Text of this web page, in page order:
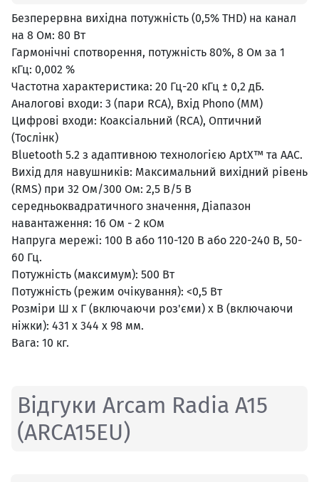
Безперервна вихідна потужність (0,5% THD) на канал
на 8 Ом: 80 Вт
Гармонічні спотворення, потужність 80%, 8 Ом за 1
кГц: 0,002 %
Частотна характеристика: 20 Гц-20 кГц ± 0,2 дБ.
Аналогові входи: 3 (пари RCA), Вхід Phono (ММ)
Цифрові входи: Коаксіальний (RCA), Оптичний
(Тослінк)
Bluetooth 5.2 з адаптивною технологією AptX™ та AAC.
Вихід для навушників: Максимальний вихідний рівень
(RMS) при 32 Ом/300 Ом: 2,5 В/5 В
середньоквадратичного значення, Діапазон
навантаження: 16 Ом - 2 кОм
Напруга мережі: 100 В або 110-120 В або 220-240 В, 50-
60 Гц.
Потужність (максимум): 500 Вт
Потужність (режим очікування): <0,5 Вт
Розміри Ш x Г (включаючи роз'єми) x В (включаючи
ніжки): 431 x 344 x 98 мм.
Вага: 10 кг.
Відгуки Arcam Radia A15
(ARCA15EU)